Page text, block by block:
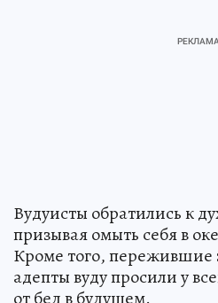
Вудуисты обратились к
призывая омыть себя в
Кроме того, пережившие
адепты вуду просили у
от бед в будущем.